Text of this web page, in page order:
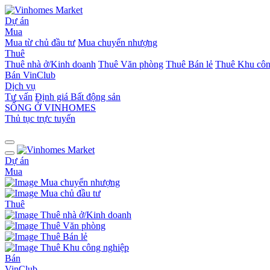
Dự án
Mua
Mua từ chủ đầu tư Mua chuyển nhượng
Thuê
Thuê nhà ở/Kinh doanh Thuê Văn phòng Thuê Bán lẻ Thuê Khu
Bán VinClub
Dịch vụ
Tư vấn Định giá Bất động sản
SỐNG Ở VINHOMES
Thủ tục trực tuyến
Dự án
Mua
Mua chuyển nhượng
Mua chủ đầu tư
Thuê
Thuê nhà ở/Kinh doanh
Thuê Văn phòng
Thuê Bán lẻ
Thuê Khu công nghiệp
Bán